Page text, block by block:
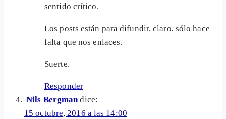
sentido crítico.
Los posts están para difundir, claro, sólo hace
falta que nos enlaces.
Suerte.
Responder
Nils Bergman dice:
15 octubre, 2016 a las 14:00